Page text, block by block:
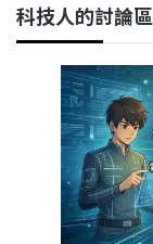
科技人的討論區